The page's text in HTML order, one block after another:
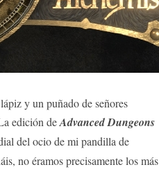
y un puñado de señores
edición deAdvanced Dungeons
del ocio de mi pandilla de
no éramos precisamente los más